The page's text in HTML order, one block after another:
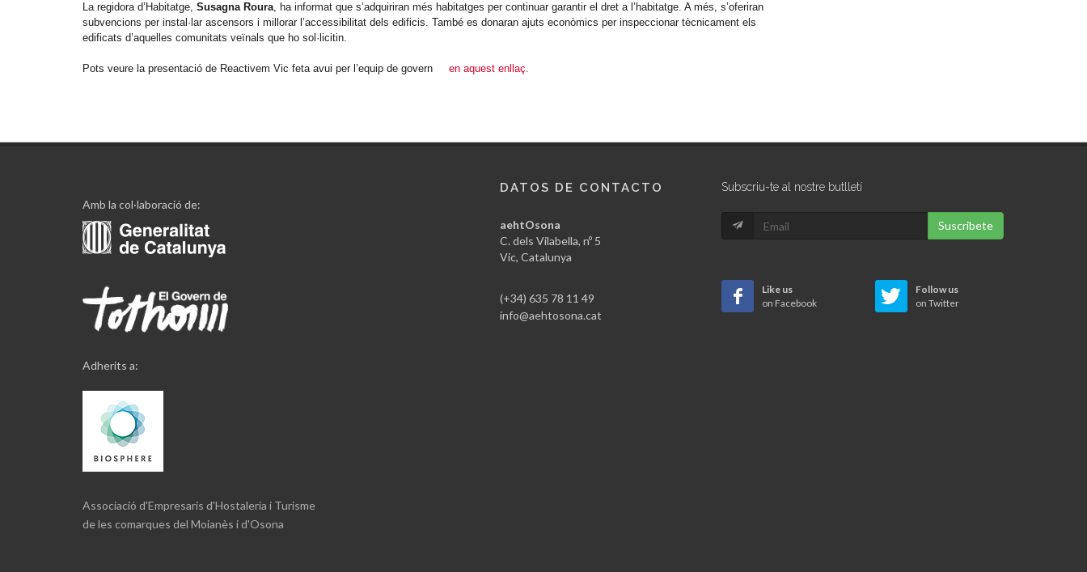
La regidora d’Habitatge, Susagna Roura, ha informat que s’adquiriran més habitatges per continuar garantir el dret a l’habitatge. A més, s’oferiran
subvencions per instal·lar ascensors i millorar l’accessibilitat dels edificis. També es donaran ajuts econòmics per inspeccionar tècnicament els
edificats d’aquelles comunitats veïnals que ho sol·licitin.
Pots veure la presentació de Reactivem Vic feta avui per l’equip de govern en aquest enllaç.
Amb la col·laboració de:
Adherits a:
Associació d'Empresaris d'Hostaleria i Turisme
de les comarques del Moianès i d'Osona
DATOS DE CONTACTO
aehtOsona
C. dels Vilabella, nº 5
Vic, Catalunya
(+34) 635 78 11 49
info@aehtosona.cat
Subscriu-te al nostre butlletí
Suscribete
Like us
on Facebook
Follow us
on Twitter